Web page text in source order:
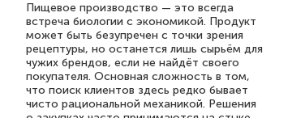
Пищевое производство — это всегда
встреча биологии с экономикой. Продукт
может быть безупречен с точки зрения
рецептуры, но останется лишь сырьём для
чужих брендов, если не найдёт своего
покупателя. Основная сложность в том,
что поиск клиентов здесь редко бывает
чисто рациональной механикой. Решения